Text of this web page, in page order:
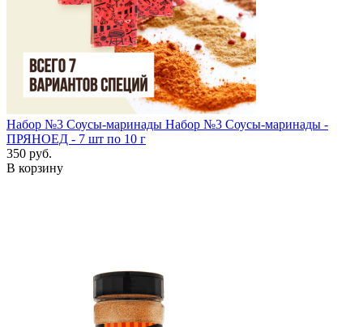
Набор №3 Соусы-маринады Набор №3 Соусы-маринады -
ПРЯНОЕД - 7 шт по 10 г
350 руб.
В корзину